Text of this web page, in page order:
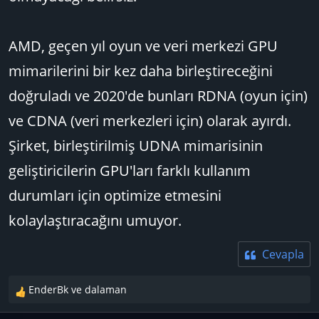
AMD, geçen yıl oyun ve veri merkezi GPU
mimarilerini bir kez daha birleştireceğini
doğruladı ve 2020'de bunları RDNA (oyun için)
ve CDNA (veri merkezleri için) olarak ayırdı.
Şirket, birleştirilmiş UDNA mimarisinin
geliştiricilerin GPU'ları farklı kullanım
durumları için optimize etmesini
kolaylaştıracağını umuyor.
Cevapla
T
e
EnderBk ve dalaman